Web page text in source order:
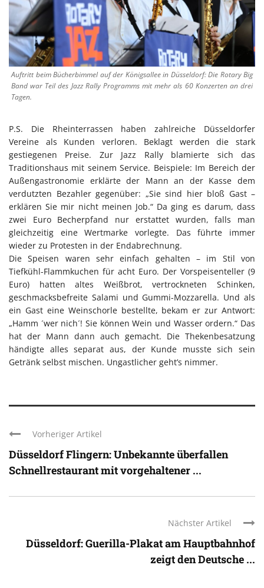
Auftritt beim Bücherbimmel auf der Königsallee in Düsseldorf: Die Rotary Big
Band war Teil des Jazz Rally Programms mit mehr als 60 Konzerten an drei
Tagen.
P.S. Die Rheinterrassen haben zahlreiche Düsseldorfer
Vereine als Kunden verloren. Beklagt werden die stark
gestiegenen Preise. Zur Jazz Rally blamierte sich das
Traditionshaus mit seinem Service. Beispiele: Im Bereich der
Außengastronomie erklärte der Mann an der Kasse dem
verdutzten Bezahler gegenüber: „Sie sind hier bloß Gast –
erklären Sie mir nicht meinen Job.“ Da ging es darum, dass
zwei Euro Becherpfand nur erstattet wurden, falls man
gleichzeitig eine Wertmarke vorlegte. Das führte immer
wieder zu Protesten in der Endabrechnung.
Die Speisen waren sehr einfach gehalten – im Stil von
Tiefkühl-Flammkuchen für acht Euro. Der Vorspeisenteller (9
Euro) hatten altes Weißbrot, vertrockneten Schinken,
geschmacksbefreite Salami und Gummi-Mozzarella. Und als
ein Gast eine Weinschorle bestellte, bekam er zur Antwort:
„Hamm ´wer nich´! Sie können Wein und Wasser ordern.“ Das
hat der Mann dann auch gemacht. Die Thekenbesatzung
händigte alles separat aus, der Kunde musste sich sein
Getränk selbst mischen. Ungastlicher geht’s nimmer.
Vorheriger Artikel
Düsseldorf Flingern: Unbekannte überfallen
Schnellrestaurant mit vorgehaltener ...
Nächster Artikel
Düsseldorf: Guerilla-Plakat am Hauptbahnhof
zeigt den Deutsche ...